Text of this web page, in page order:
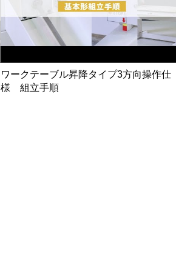
ワークテーブル昇降タイプ3方向操作仕
様 組立手順